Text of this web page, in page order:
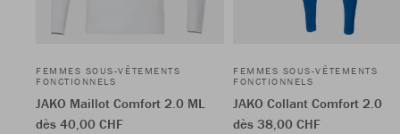
FEMMES SOUS-VÊTEMENTS
FONCTIONNELS
JAKO Maillot Comfort 2.0 ML
dès 40,00 CHF
FEMMES SOUS-VÊTEMENTS
FONCTIONNELS
JAKO Collant Comfort 2.0
dès 38,00 CHF